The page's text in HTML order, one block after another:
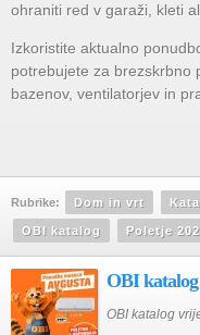
ohraniti red v garaži, kleti
Izkoristite aktualno
potrebujete za brezskrbno
bazenov, ventilatorjev in
Rubrike: Dom in vrt
OBI katalog Poletje
OBI katalog
OBI katalog